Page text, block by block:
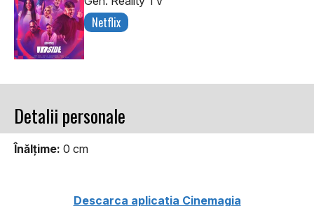
Netflix
Detalii personale
Înălţime: 0 cm
Descarca aplicatia Cinemagia